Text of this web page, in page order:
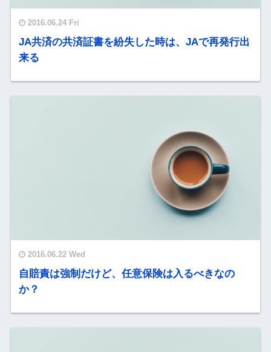
2016.06.24 Fri
JA共済の共済証書を紛失した時は、JAで再発行出
来る
2016.06.22 Wed
自賠責は強制だけど、任意保険は入るべきなの
か？